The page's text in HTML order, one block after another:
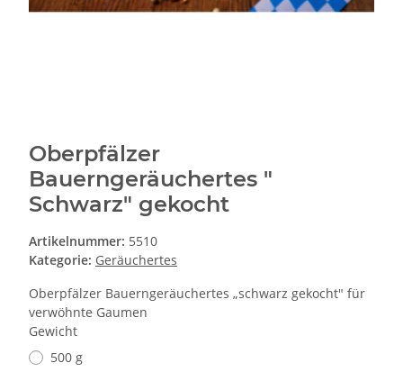
Oberpfälzer
Bauerngeräuchertes "
Schwarz" gekocht
Artikelnummer: 5510
Kategorie: Geräuchertes
Oberpfälzer Bauerngeräuchertes „schwarz gekocht" für
verwöhnte Gaumen
Gewicht
500 g